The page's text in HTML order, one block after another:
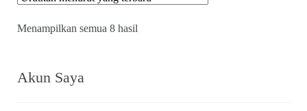
Menampilkan semua 8 hasil
Akun Saya